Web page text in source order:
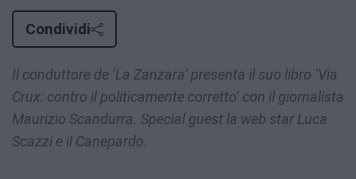
Condividi
Il conduttore de ‘La Zanzara’ presenta il suo libro ‘Via
Crux: contro il politicamente corretto’ con il giornalista
Maurizio Scandurra. Special guest la web star Luca
Scazzi e il Canepardo.